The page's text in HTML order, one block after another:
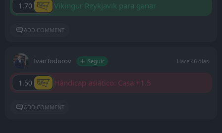
1.70 Vikingur Reykjavik para ganar
ADD COMMENT
IvanTodorov Seguir Hace 46 días
1.50 Hándicap asiático: Casa +1.5
ADD COMMENT